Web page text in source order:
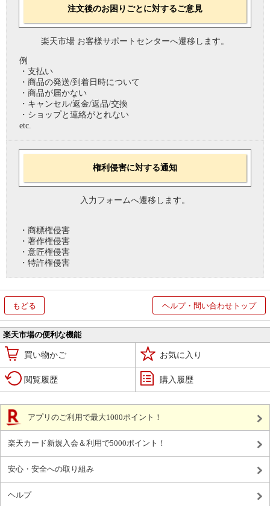
注文後のお困りごとに対するご意見
楽天市場 お客様サポートセンターへ遷移します。
例
・支払い
・商品の発送/到着日時について
・商品が届かない
・キャンセル/返金/返品/交換
・ショップと連絡がとれない
etc.
権利侵害に対する通知
入力フォームへ遷移します。
・商標権侵害
・著作権侵害
・意匠権侵害
・特許権侵害
もどる ヘルプ・問い合わせトップ
楽天市場の便利な機能
買い物かご お気に入り
閲覧履歴 購入履歴
アプリのご利用で最大1000ポイント！
楽天カード新規入会＆利用で5000ポイント！
安心・安全への取り組み
ヘルプ